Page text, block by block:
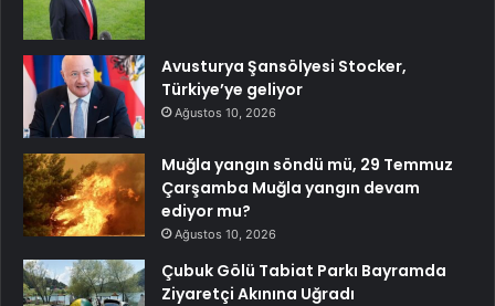
Avusturya Şansölyesi Stocker,
Türkiye’ye geliyor
Ağustos 10, 2026
Muğla yangın söndü mü, 29 Temmuz
Çarşamba Muğla yangın devam
ediyor mu?
Ağustos 10, 2026
Çubuk Gölü Tabiat Parkı Bayramda
Ziyaretçi Akınına Uğradı